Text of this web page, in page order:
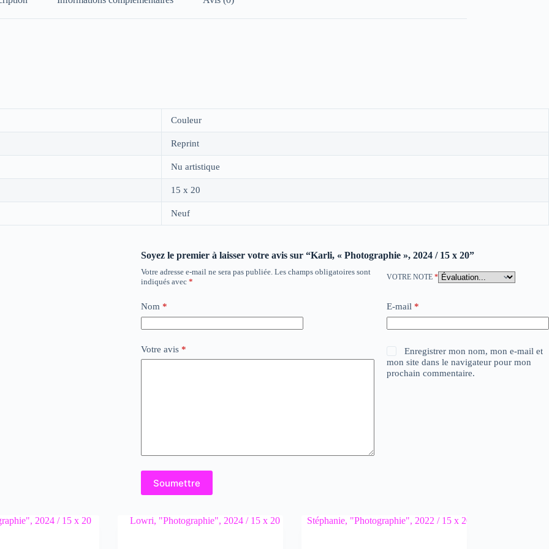
Couleur
Reprint
Nu artistique
15 x 20
Neuf
Soyez le premier à laisser votre avis sur “Karli, « Photographie », 2024 / 15 x 20”
Votre adresse e-mail ne sera pas publiée. Les champs obligatoires sont
indiqués avec *
VOTRE NOTE *
Nom * E-mail *
Votre avis *
Enregistrer mon nom, mon e-mail et
mon site dans le navigateur pour mon
prochain commentaire.
Soumettre